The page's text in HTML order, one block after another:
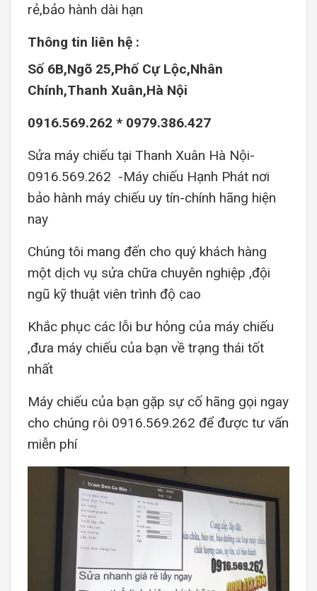
rẻ,bảo hành dài hạn
Thông tin liên hệ :
Số 6B,Ngõ 25,Phố Cự Lộc,Nhân
Chính,Thanh Xuân,Hà Nội
0916.569.262 * 0979.386.427
Sửa máy chiếu tại Thanh Xuân Hà Nội-
0916.569.262 -Máy chiếu Hạnh Phát nơi
bảo hành máy chiếu uy tín-chính hãng hiện
nay
Chúng tôi mang đến cho quý khách hàng
một dịch vụ sửa chữa chuyên nghiệp ,đội
ngũ kỹ thuật viên trình độ cao
Khắc phục các lỗi bư hỏng của máy chiếu
,đưa máy chiếu của bạn về trạng thái tốt
nhất
Máy chiếu của bạn gặp sự cố hãng gọi ngay
cho chúng rôi 0916.569.262 để được tư vấn
miễn phí